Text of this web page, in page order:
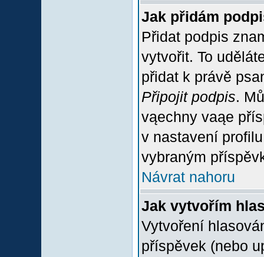
Jak přidám
Přidat podpis
vytvořit. To
přidat k právě
Připojit podpis.
vąechny vaąe
v nastavení
vybraným
Návrat nahoru
Jak vytvořím
Vytvoření
příspěvek (nebo